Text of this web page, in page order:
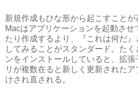
新規作成もひな形から起こすこと
Macはアプリケーションを起動させ
たり作成するより、『これは何だ』
してみることがスタンダード。た
ンをインストールしていると、拡
リが複数在ると新しく更新された
けされ直される。